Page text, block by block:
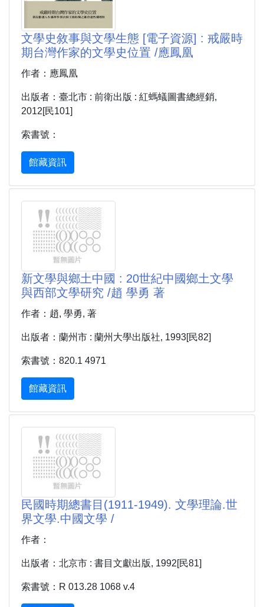
文學史敘事與文學生態 [電子資源] : 戒嚴時
期台灣作家的文學史位置 /應鳳凰
作者：應鳳凰
出版者：臺北市 : 前衛出版 : 紅螞蟻圖書總經銷,
2012[民101]
索書號：
館藏資訊
新文學與鄉土中國 : 20世紀中國鄉土文學
與西部文學研究 /趙 學勇 著
作者：趙, 學勇, 著
出版者：蘭州市 : 蘭州大學出版社, 1993[民82]
索書號：820.1 4971
館藏資訊
民國時期總書目(1911-1949). 文學理論.世
界文學.中國文學 /
作者：
出版者：北京市 : 書目文獻出版, 1992[民81]
索書號：R 013.28 1068 v.4